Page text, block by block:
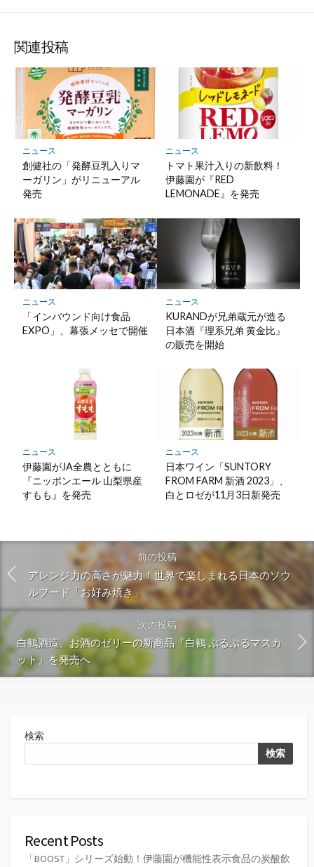
ア
マ
ー
ク
に
保
存
関連投稿
ニュース
創健社の「発酵豆乳入りマ
ーガリン」がリニューアル
発売
ニュース
トマト果汁入りの新飲料！
伊藤園が『RED
LEMONADE』を発売
ニュース
「インバウンド向け食品
EXPO」、幕張メッセで開催
ニュース
KURANDが兄弟蔵元が造る
日本酒『理系兄弟 黄金比』
の販売を開始
ニュース
伊藤園がJA全農とともに
『ニッポンエール 山梨県産
すもも』を発売
ニュース
日本ワイン「SUNTORY
FROM FARM 新酒 2023」、
白とロゼが11月3日新発売
前の投稿
アレンジ力の高さが魅力！世界で楽しまれる日本のソウ
ルフード「お好み焼き」
次の投稿
白鶴酒造、お酒のゼリーの新商品『白鶴 ぷるぷるマスカ
ット』を発売へ
検索
検索
Recent Posts
「BOOST」シリーズ始動！伊藤園が機能性表示食品の炭酸飲